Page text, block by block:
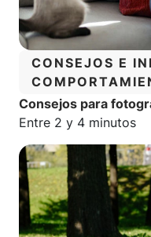
CATEGORÍA:
CONSEJOS E
Consejos para
Tiempo estimado de
Entre 2 y 4 minutos